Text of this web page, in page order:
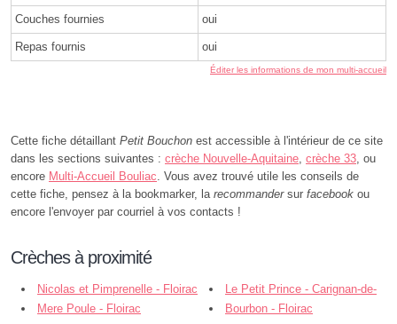
Couches fournies oui
Repas fournis oui
Éditer les informations de mon multi-accueil
Cette fiche détaillant Petit Bouchon est accessible à l'intérieur de ce site
dans les sections suivantes : crèche Nouvelle-Aquitaine, crèche 33, ou
encore Multi-Accueil Bouliac. Vous avez trouvé utile les conseils de
cette fiche, pensez à la bookmarker, la recommandersur facebook ou
encore l'envoyer par courriel à vos contacts !
Crèches à proximité
Nicolas et Pimprenelle - Floirac
Le Petit Prince - Carignan-de-
Bordeaux
Mere Poule - Floirac Bourbon - Floirac